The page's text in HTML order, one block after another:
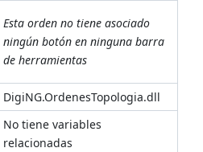
Esta orden no tiene asociado
ningún botón en ninguna barra
de herramientas
DigiNG.OrdenesTopologia.dll
No tiene variables
relacionadas